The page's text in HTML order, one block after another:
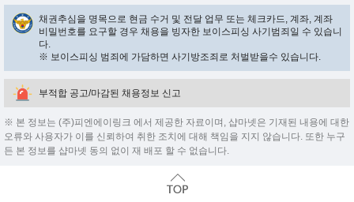
채권추심을 명목으로 현금 수거 및 전달 업무 또는 체크카드, 계좌, 계좌
비밀번호를 요구할 경우 채용을 빙자한 보이스피싱 사기범죄일 수 있습니
다.
※ 보이스피싱 범죄에 가담하면 사기방조죄로 처벌받을수 있습니다.
부적합 공고/마감된 채용정보 신고
※ 본 정보는 (주)피엔에이링크 에서 제공한 자료이며, 샵마넷은 기재된 내용에 대한
오류와 사용자가 이를 신뢰하여 취한 조치에 대해 책임을 지지 않습니다. 또한 누구
든 본 정보를 샵마넷 동의 없이 재 배포 할 수 없습니다.